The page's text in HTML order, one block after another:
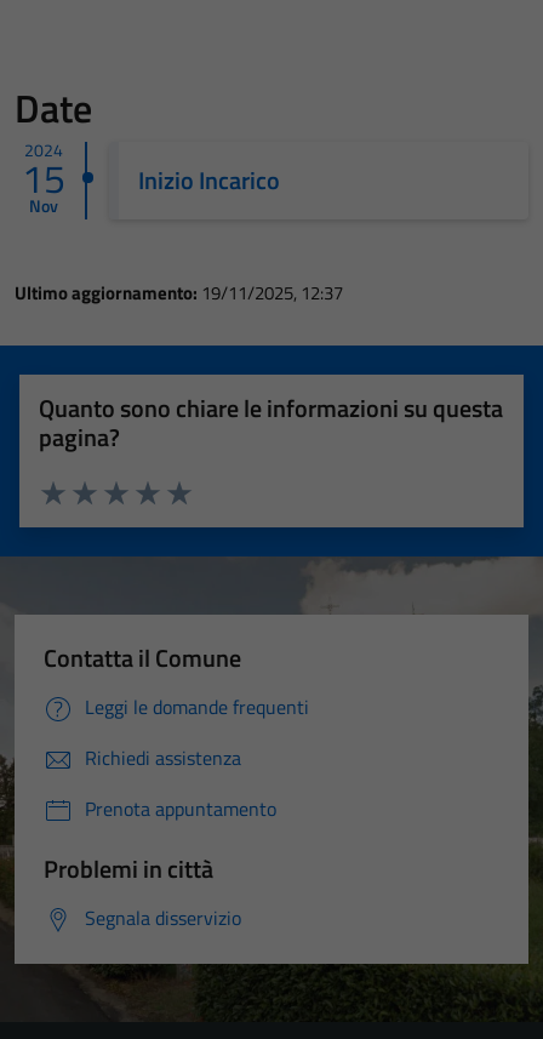
Date
2024
15
Nov
Inizio Incarico
Ultimo aggiornamento: 19/11/2025, 12:37
Quanto sono chiare le informazioni su questa
pagina?
Valuta 5 stelle su 5
Valuta 4 stelle su 5
Valuta 3 stelle su 5
Valuta 2 stelle su 5
Valuta 1 stelle su 5
Contatta il Comune
Leggi le domande frequenti
Richiedi assistenza
Prenota appuntamento
Problemi in città
Segnala disservizio